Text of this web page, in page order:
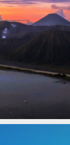
Mount BROMO